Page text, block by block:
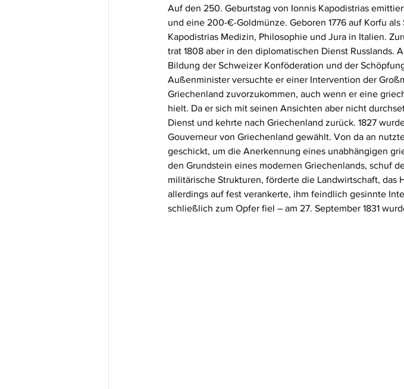
Auf den 250. Geburtstag von Ionnis Kapodistrias
und eine 200-€-Goldmünze. Geboren 1776 auf Korfu
Kapodistrias Medizin, Philosophie und Jura in Italien.
trat 1808 aber in den diplomatischen Dienst Russlands.
Bildung der Schweizer Konföderation und der
Außenminister versuchte er einer Intervention der
Griechenland zuvorzukommen, auch wenn er eine
hielt. Da er sich mit seinen Ansichten aber nicht
Dienst und kehrte nach Griechenland zurück. 1827
Gouverneur von Griechenland gewählt. Von da an
geschickt, um die Anerkennung eines unabhängigen
den Grundstein eines modernen Griechenlands, schuf
militärische Strukturen, förderte die Landwirtschaft, das
allerdings auf fest verankerte, ihm feindlich gesinnte
schließlich zum Opfer fiel – am 27. September 1831